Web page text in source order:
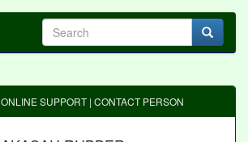
ONLINE SUPPORT | CONTACT PERSON